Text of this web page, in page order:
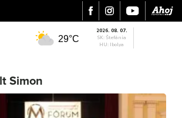
REGIÓN
ŠPORT
KULTÚRA
29°C
2026. 08. 07.
SK: Štefánia
HU: Ibolya
Simon